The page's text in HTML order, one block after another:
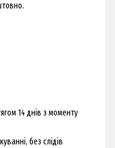
14 днів з моменту
без слідів